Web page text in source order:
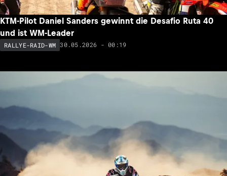
KTM-Pilot Daniel Sanders gewinnt die Desafio Ruta 40
und ist WM-Leader
RALLYE-RAID-WM 30.05.2026 - 00:19